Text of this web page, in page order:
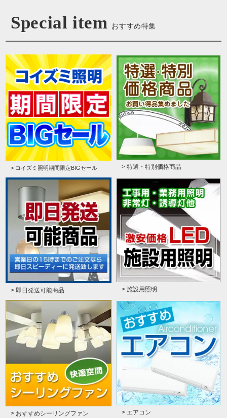
Special item おすすめ特集
> コイズミ照明期間限定BIGセール > 特選・特別価格商品
> 即日発送可能商品 > 施設用照明
> おすすめシーリングファン > エアコン